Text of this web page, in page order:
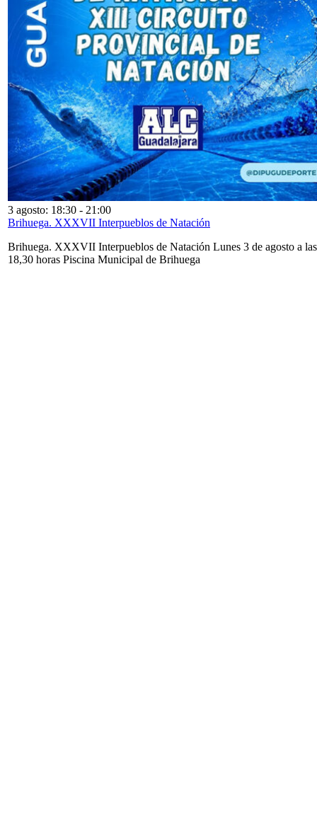
3 agosto: 18:30 - 21:00
Brihuega. XXXVII Interpueblos de Natación
Brihuega. XXXVII Interpueblos de Natación Lunes 3 de agosto a las
18,30 horas Piscina Municipal de Brihuega